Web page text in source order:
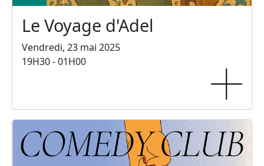
Le Voyage d'Adel
Vendredi, 23 mai 2025
19H30 - 01H00